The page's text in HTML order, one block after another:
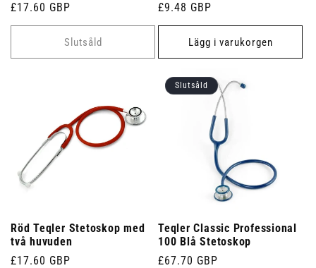
Ordinarie
pris
£17.60 GBP
Slutsåld
Ordinarie
pris
£9.48 GBP
Lägg i varukorgen
Röd Teqler Stetoskop med
två huvuden
Ordinarie
£17.60 GBP
Slutsåld
Teqler Classic Professional
100 Blå Stetoskop
Ordinarie
£67.70 GBP